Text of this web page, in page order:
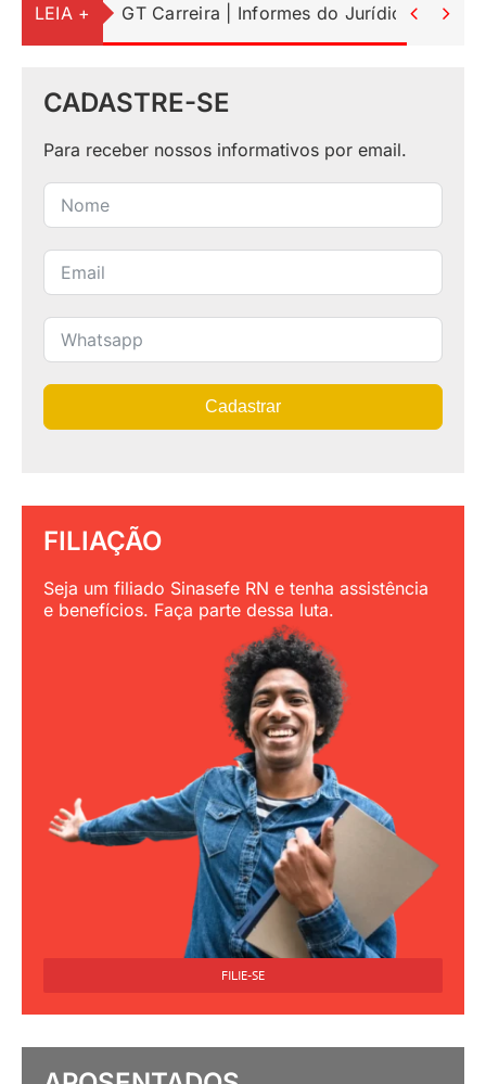
LEIA + GT Carreira | Informes do Jurídico 
CADASTRE-SE
Para receber nossos informativos por email.
Cadastrar
FILIAÇÃO
Seja um filiado Sinasefe RN e tenha assistência
e benefícios. Faça parte dessa luta.
FILIE-SE